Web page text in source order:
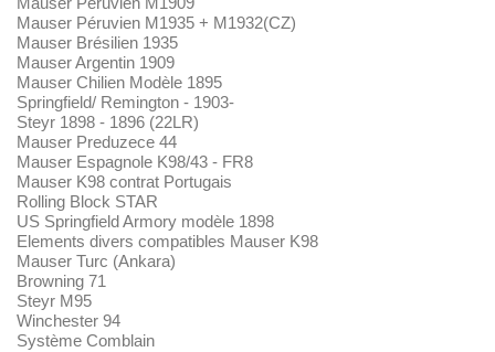
Mauser Péruvien M1935 + M1932(CZ)
Mauser Brésilien 1935
Mauser Argentin 1909
Mauser Chilien Modèle 1895
Springfield/ Remington - 1903-
Steyr 1898 - 1896 (22LR)
Mauser Preduzece 44
Mauser Espagnole K98/43 - FR8
Mauser K98 contrat Portugais
Rolling Block STAR
US Springfield Armory modèle 1898
Elements divers compatibles Mauser K98
Mauser Turc (Ankara)
Browning 71
Steyr M95
Winchester 94
Système Comblain